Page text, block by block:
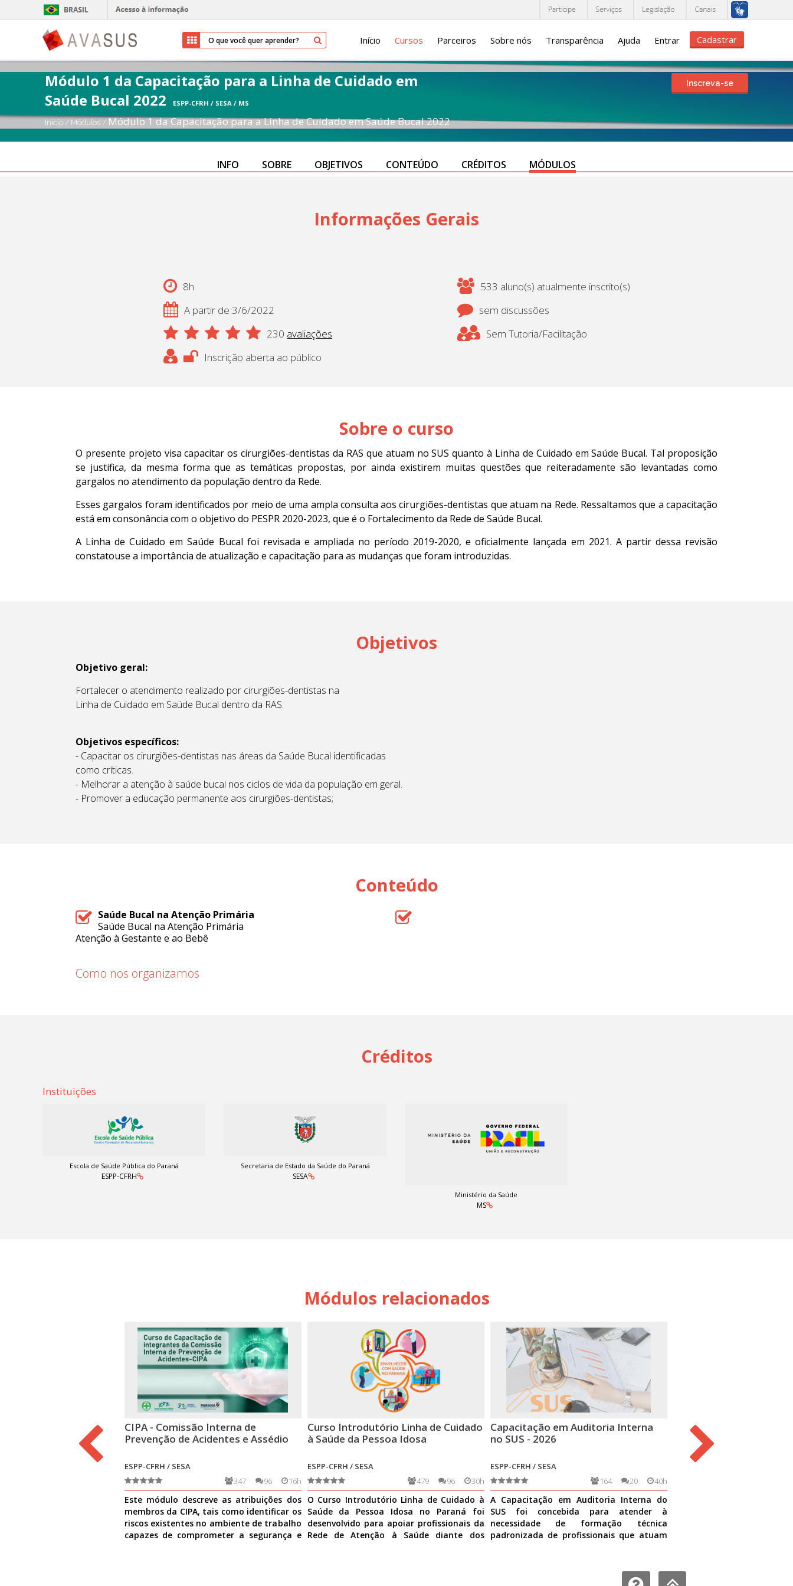
Início Cursos Parceiros Sobre nós Transparência Ajuda Entrar Cadastrar
Módulo 1 da Capacitação para a Linha de Cuidado em
Saúde Bucal 2022
ESPP-CFRH / SESA / MS
Início / Módulos / Módulo 1 da Capacitação para a Linha de Cuidado em Saúde Bucal 2022
Inscreva-se
INFO SOBRE OBJETIVOS CONTEÚDO CRÉDITOS MÓDULOS
Informações Gerais
8h
533 aluno(s) atualmente inscrito(s)
A partir de 3/6/2022
sem discussões
230 avaliações
Sem Tutoria/Facilitação
Inscrição aberta ao público
Sobre o curso
O presente projeto visa capacitar os cirurgiões-dentistas da RAS que atuam no SUS quanto à Linha de Cuidado em Saúde Bucal. Tal proposição
se justifica, da mesma forma que as temáticas propostas, por ainda existirem muitas questões que reiteradamente são levantadas como
gargalos no atendimento da população dentro da Rede.
Esses gargalos foram identificados por meio de uma ampla consulta aos cirurgiões-dentistas que atuam na Rede. Ressaltamos que a capacitação
está em consonância com o objetivo do PESPR 2020-2023, que é o Fortalecimento da Rede de Saúde Bucal.
A Linha de Cuidado em Saúde Bucal foi revisada e ampliada no período 2019-2020, e oficialmente lançada em 2021. A partir dessa revisão
constatouse a importância de atualização e capacitação para as mudanças que foram introduzidas.
Objetivos
Objetivo geral:
Fortalecer o atendimento realizado por cirurgiões-dentistas na
Linha de Cuidado em Saúde Bucal dentro da RAS.
Objetivos específicos:
- Capacitar os cirurgiões-dentistas nas áreas da Saúde Bucal identificadas
como críticas.
- Melhorar a atenção à saúde bucal nos ciclos de vida da população em geral.
- Promover a educação permanente aos cirurgiões-dentistas;
Conteúdo
Saúde Bucal na Atenção Primária
Saúde Bucal na Atenção Primária
Atenção à Gestante e ao Bebê
Como nos organizamos
Créditos
Instituições
Escola de Saúde Pública do Paraná
ESPP-CFRH
Secretaria de Estado da Saúde do Paraná
SESA
Ministério da Saúde
MS
Módulos relacionados
CIPA - Comissão Interna de
Prevenção de Acidentes e Assédio
ESPP-CFRH / SESA
16h
96
347
Este módulo descreve as atribuições dos
membros da CIPA, tais como identificar os
riscos existentes no ambiente de trabalho
capazes de comprometer a segurança e
Curso Introdutório Linha de Cuidado
à Saúde da Pessoa Idosa
ESPP-CFRH / SESA
30h
96
479
O Curso Introdutório Linha de Cuidado à
Saúde da Pessoa Idosa no Paraná foi
desenvolvido para apoiar profissionais da
Rede de Atenção à Saúde diante dos
Capacitação em Auditoria Interna
no SUS - 2026
ESPP-CFRH / SESA
40h
20
164
A Capacitação em Auditoria Interna do
SUS foi concebida para atender à
necessidade de formação técnica
padronizada de profissionais que atuam
Trabalho com Grupos
Básica